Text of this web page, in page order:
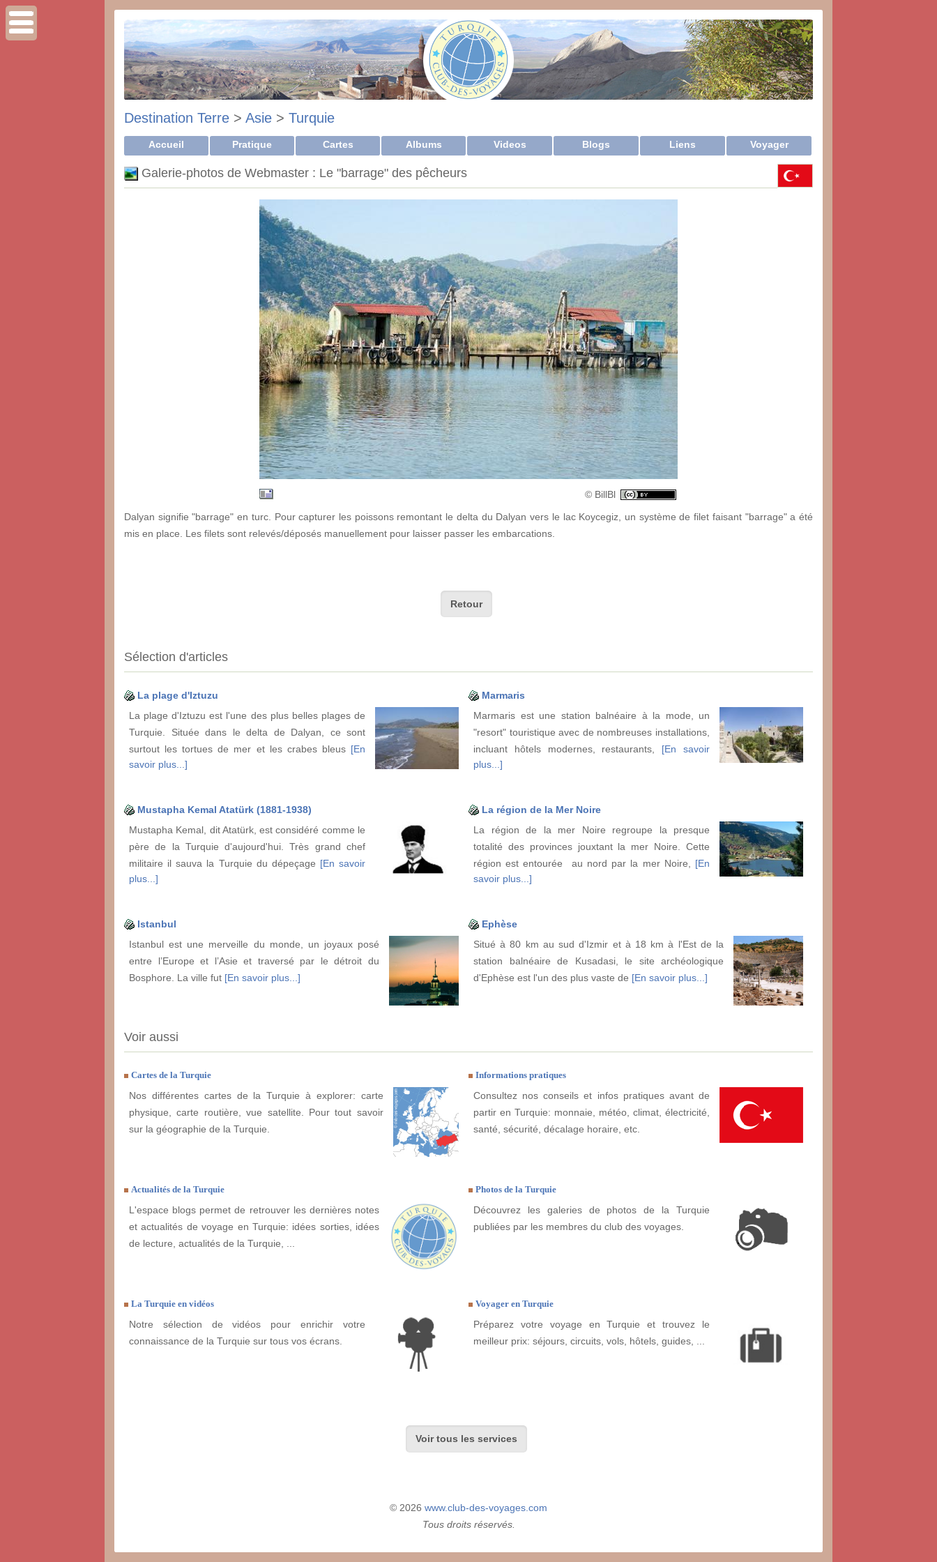
Destination Terre > Asie > Turquie
Accueil Pratique Cartes Albums Videos Blogs Liens Voyager
Galerie-photos de Webmaster : Le "barrage" des pêcheurs
© BillBl
Dalyan signifie "barrage" en turc. Pour capturer les poissons remontant le delta du Dalyan vers le lac Koycegiz, un système de filet faisant "barrage" a été
mis en place. Les filets sont relevés/déposés manuellement pour laisser passer les embarcations.
Retour
Sélection d'articles
La plage d'Iztuzu
La plage d'Iztuzu est l'une des plus belles plages de
Turquie. Située dans le delta de Dalyan, ce sont
surtout les tortues de mer et les crabes bleus [En
savoir plus...]
Marmaris
Marmaris est une station balnéaire à la mode, un
"resort" touristique avec de nombreuses installations,
incluant hôtels modernes, restaurants, [En savoir
plus...]
Mustapha Kemal Atatürk (1881-1938)
Mustapha Kemal, dit Atatürk, est considéré comme le
père de la Turquie d'aujourd'hui. Très grand chef
militaire il sauva la Turquie du dépeçage [En savoir
plus...]
La région de la Mer Noire
La région de la mer Noire regroupe la presque
totalité des provinces jouxtant la mer Noire. Cette
région est entourée au nord par la mer Noire, [En
savoir plus...]
Istanbul
Istanbul est une merveille du monde, un joyaux posé
entre l’Europe et l’Asie et traversé par le détroit du
Bosphore. La ville fut [En savoir plus...]
Ephèse
Situé à 80 km au sud d'Izmir et à 18 km à l'Est de la
station balnéaire de Kusadasi, le site archéologique
d'Ephèse est l'un des plus vaste de [En savoir plus...]
Voir aussi
Cartes de la Turquie
Nos différentes cartes de la Turquie à explorer: carte
physique, carte routière, vue satellite. Pour tout savoir
sur la géographie de la Turquie.
Informations pratiques
Consultez nos conseils et infos pratiques avant de
partir en Turquie: monnaie, météo, climat, électricité,
santé, sécurité, décalage horaire, etc.
Actualités de la Turquie
L'espace blogs permet de retrouver les dernières notes
et actualités de voyage en Turquie: idées sorties, idées
de lecture, actualités de la Turquie, ...
Photos de la Turquie
Découvrez les galeries de photos de la Turquie
publiées par les membres du club des voyages.
La Turquie en vidéos
Notre sélection de vidéos pour enrichir votre
connaissance de la Turquie sur tous vos écrans.
Voyager en Turquie
Préparez votre voyage en Turquie et trouvez le
meilleur prix: séjours, circuits, vols, hôtels, guides, ...
Voir tous les services
© 2026 www.club-des-voyages.com
Tous droits réservés.